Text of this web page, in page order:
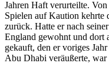
Jahren Haft verurteilte.
Spielen auf Kaution kehrte
zurück. Hatte er nach
England gewohnt und dort
gekauft, den er voriges
Abu Dhabi veräußerte, war